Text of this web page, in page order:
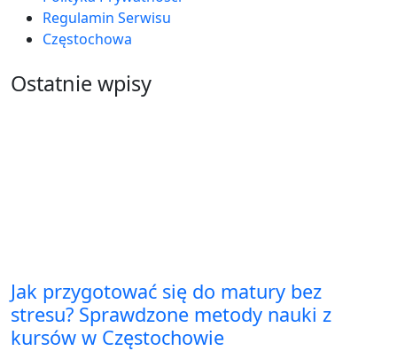
Regulamin Serwisu
Częstochowa
Ostatnie wpisy
Jak przygotować się do matury bez
stresu? Sprawdzone metody nauki z
kursów w Częstochowie